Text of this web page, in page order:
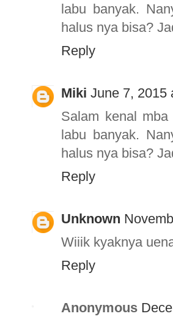
labu banyak.
halus nya bisa?
Reply
Miki June 7, 2015
Salam kenal
labu banyak.
halus nya bisa?
Reply
Unknown
Wiiik kyaknya
Reply
Anonymous